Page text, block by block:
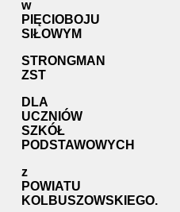
w
PIĘCIOBOJU
SIŁOWYM
STRONGMAN
ZST
DLA
UCZNIÓW
SZKÓŁ
PODSTAWOWYCH
z
POWIATU
KOLBUSZOWSKIEGO.